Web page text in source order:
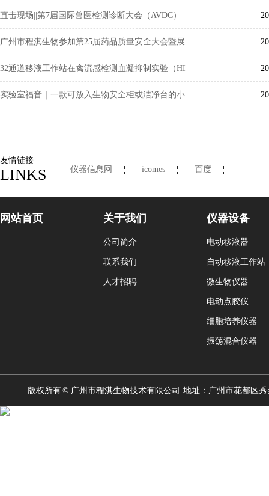
中国区总代理
直击现场||第7届国际兽医检测诊断大会（AVDC）
广州市程淇生物参加第25届药品质量安全大会暨展
览会精彩回顾
32通道移液工作站在禽流感检测血凝抑制实验（HI
实验)中的应用
实验室福音｜一款可放入生物安全柜或洁净台的小
友情链接
LINKS 仪器信息网 icomes 百度
网站首页 关于我们
公司简介
联系我们
人才招聘
仪器设备
电动移液器
自动移液工作站
微生物仪器
电动点胶仪
细胞培养仪器
振荡混合仪器
版权所有 © 广州市程淇生物技术有限公司 地址：广州市花都区